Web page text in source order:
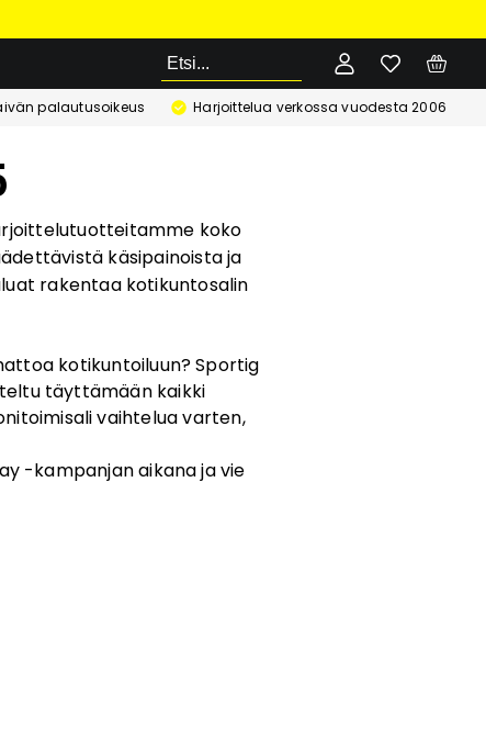
Etsi
palautusoikeus Harjoittelua verkossa vuodesta 2006
koko
käsipainoista ja
rakentaa kotikuntosalin
kotikuntoiluun? Sportig
täyttämään kaikki
vaihtelua varten,
-kampanjan aikana ja vie